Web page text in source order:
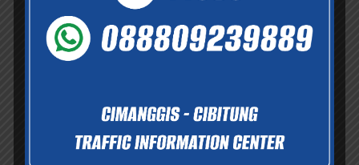
Informasi dan Layanan